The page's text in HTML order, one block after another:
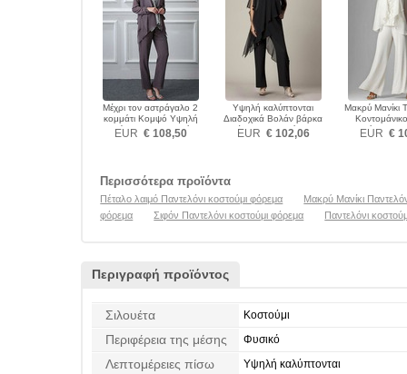
Μέχρι τον αστράγαλο 2
κομμάτι Κομψό Υψηλή
καλύπτονται Παντελόνι
κοστούμι φόρεμα
EUR € 108,50
Υψηλή καλύπτονται
Διαδοχικά Βολάν βάρκα
Μέχρι τον αστράγαλο
Παντελόνι κοστούμι φόρεμα
EUR € 102,06
Μακρύ Μανίκι
Παντελόνι
EUR €
Περισσότερα προϊόντα
Πέταλο λαιμό Παντελόνι κοστούμι φόρεμα
Μακρύ Μανίκι
φόρεμα
Σιφόν Παντελόνι κοστούμι φόρεμα Παντελόνι
Περιγραφή προϊόντος
Σιλουέτα Κοστούμι
Περιφέρεια της μέσης Φυσικό
Λεπτομέρειες πίσω Υψηλή καλύπτονται